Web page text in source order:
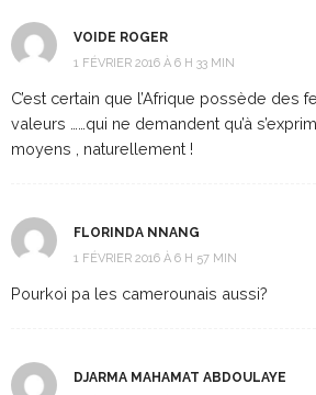
VOIDE ROGER
1 FÉVRIER 2016 À 6 H 33 MIN
C’est certain que l’Afrique possède des
valeurs ……qui ne demandent qu’à
moyens , naturellement !
FLORINDA NNANG
1 FÉVRIER 2016 À 6 H 57 MIN
Pourkoi pa les camerounais aussi?
DJARMA MAHAMAT ABDOULAYE